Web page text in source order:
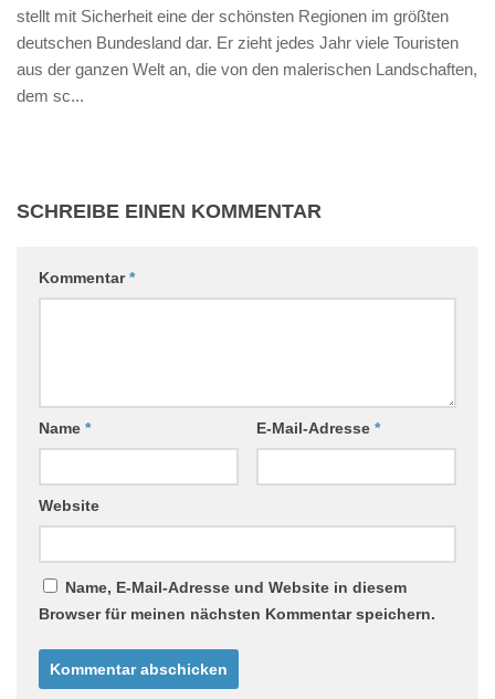
stellt mit Sicherheit eine der schönsten Regionen im größten
deutschen Bundesland dar. Er zieht jedes Jahr viele Touristen
aus der ganzen Welt an, die von den malerischen Landschaften,
dem sc...
SCHREIBE EINEN KOMMENTAR
Kommentar*
Name * E-Mail-Adresse *
Website
Name, E-Mail-Adresse und Website in diesem
Browser für meinen nächsten Kommentar speichern.